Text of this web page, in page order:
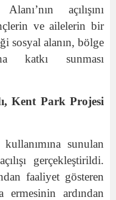
açılışını
ve ailelerin bir
sosyal alanın, bölge
katkı sunması
Kent Park Projesi
sunulan
gerçekleştirildi.
faaliyet gösteren
ermesinin ardından